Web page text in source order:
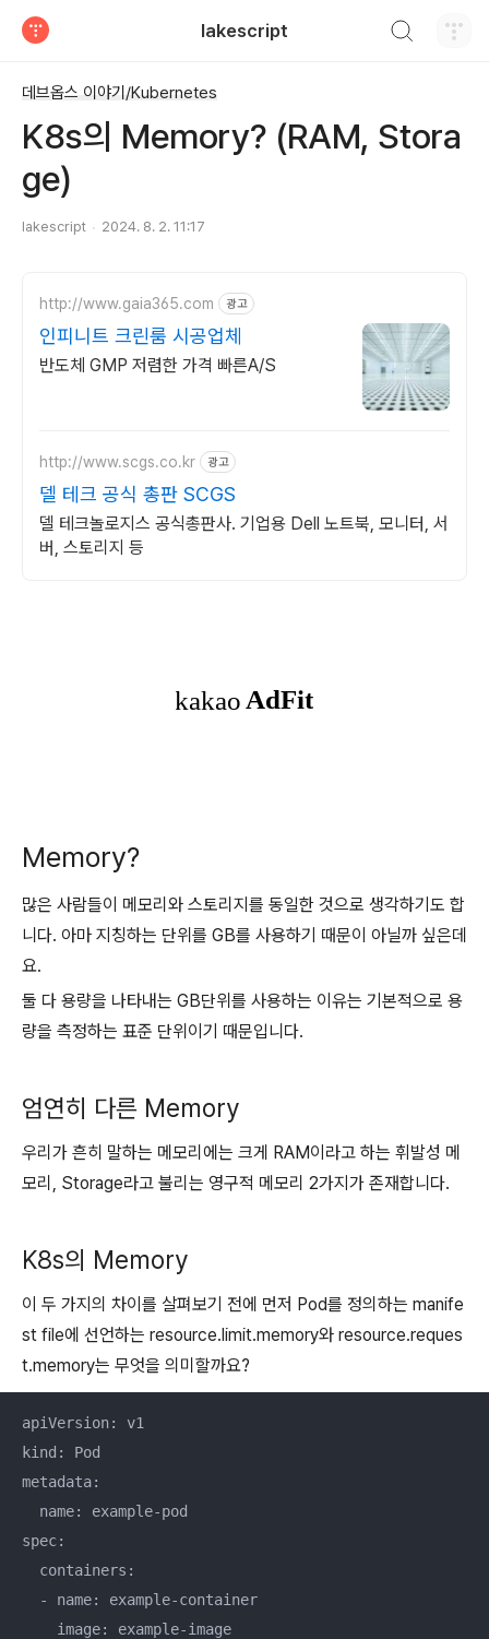
lakescript
데브옵스 이야기/Kubernetes
K8s의 Memory? (RAM, Stora
ge)
lakescript 2024. 8. 2. 11:17
http://www.gaia365.com 광고
인피니트 크린룸 시공업체
반도체 GMP 저렴한 가격 빠른A/S
http://www.scgs.co.kr 광고
델 테크 공식 총판 SCGS
델 테크놀로지스 공식총판사. 기업용 Dell 노트북, 모니터, 서
버, 스토리지 등
Memory?
많은 사람들이 메모리와 스토리지를 동일한 것으로 생각하기도 합
니다. 아마 지칭하는 단위를 GB를 사용하기 때문이 아닐까 싶은데
요.
둘 다 용량을 나타내는 GB단위를 사용하는 이유는 기본적으로 용
량을 측정하는 표준 단위이기 때문입니다.
엄연히 다른 Memory
우리가 흔히 말하는 메모리에는 크게 RAM이라고 하는 휘발성 메
모리, Storage라고 불리는 영구적 메모리 2가지가 존재합니다.
K8s의 Memory
이 두 가지의 차이를 살펴보기 전에 먼저 Pod를 정의하는 manife
st file에 선언하는 resource.limit.memory와 resource.reques
t.memory는 무엇을 의미할까요?
apiVersion: v1
kind: Pod
metadata:
  name: example-pod
spec:
  containers:
  - name: example-container
    image: example-image